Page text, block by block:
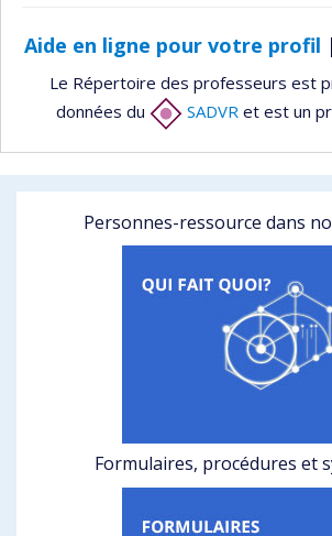
Aide en ligne pour votre profil |
Le Répertoire des professeurs est
données du
SADVR et est un
Personnes-ressource dans
Formulaires, procédures et